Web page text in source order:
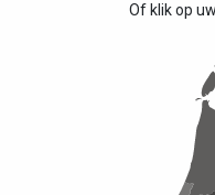
Of klik op